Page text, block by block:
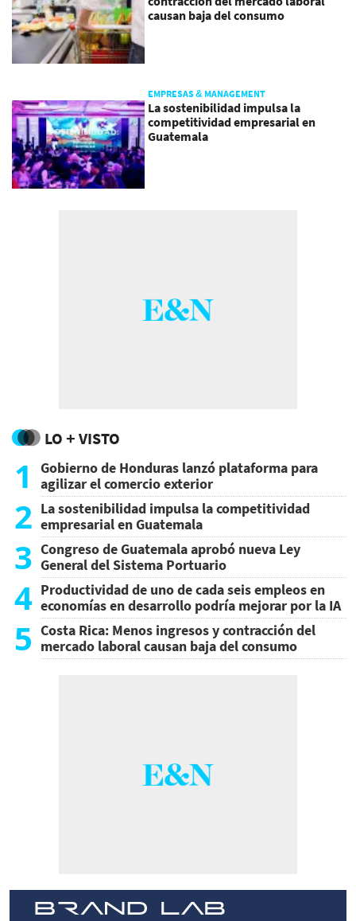
causan baja del consumo
EMPRESAS & MANAGEMENT
La sostenibilidad impulsa la
competitividad empresarial en
Guatemala
LO + VISTO
1
Gobierno de Honduras lanzó plataforma para
agilizar el comercio exterior
2 La sostenibilidad impulsa la competitividad
empresarial en Guatemala
3 Congreso de Guatemala aprobó nueva Ley
General del Sistema Portuario
4 Productividad de uno de cada seis empleos en
economías en desarrollo podría mejorar por la IA
5 Costa Rica: Menos ingresos y contracción del
mercado laboral causan baja del consumo